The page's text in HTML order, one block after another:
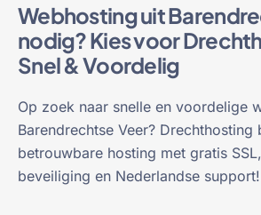
Webhosting uit
nodig? Kies voor
Snel & Voordelig
Op zoek naar snelle en voordelige
Barendrechtse Veer? Drechthosting
betrouwbare hosting met gratis
beveiliging en Nederlandse support!